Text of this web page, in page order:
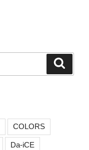
COLORS
Da-iCE